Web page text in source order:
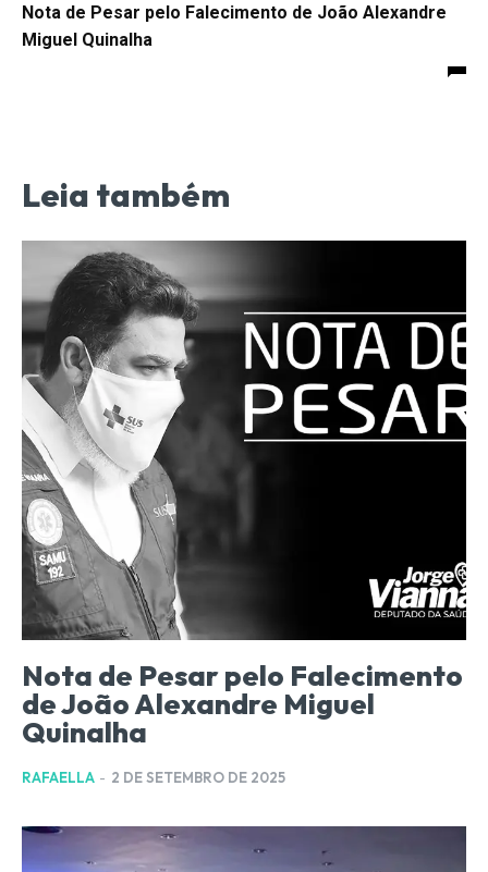
Nota de Pesar pelo Falecimento de João Alexandre
Miguel Quinalha
Leia também
Nota de Pesar pelo Falecimento
de João Alexandre Miguel
Quinalha
RAFAELLA - 2 DE SETEMBRO DE 2025